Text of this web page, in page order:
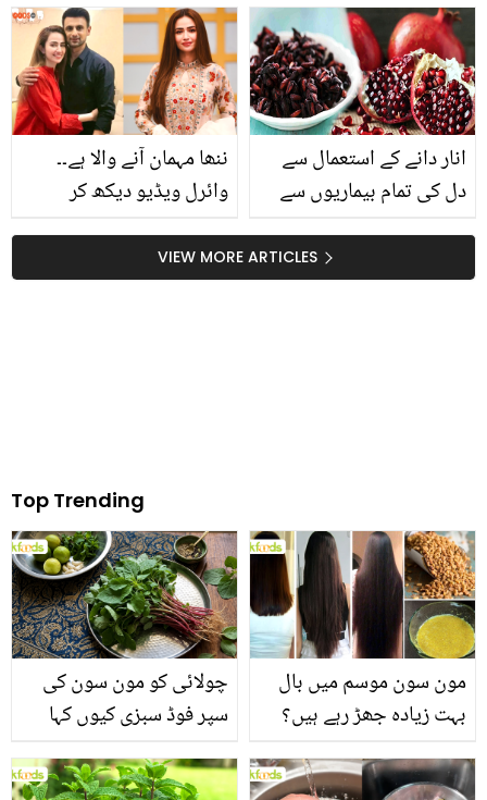
پوسٹ شیئر کی، جو سب
اداکارہ کے پیچھے پڑ گئے؟
ننھا مہمان آنے والا ہے۔۔
وائرل ویڈیو دیکھ کر
جلد ماں بننے کی پیش
گوئی کر دی
انار دانے کے استعمال سے
دل کی تمام بیماریوں سے
کواستعمال کر کے آپ کون
سے فائدے حاصل کر سکتے
VIEW MORE ARTICLES
Top Trending
چولائی کو مون سون کی
سپر فوڈ سبزی کیوں کہا
منرلز اور اینٹی آکسیڈنٹس
مون سون موسم میں بال
بہت زیادہ جھڑ رہے ہیں؟
بنانے کے چند قدرتی طریقے